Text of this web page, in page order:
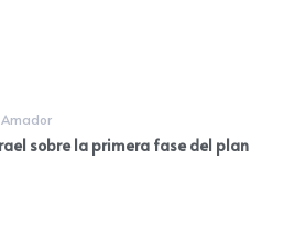
sobre la primera fase del plan